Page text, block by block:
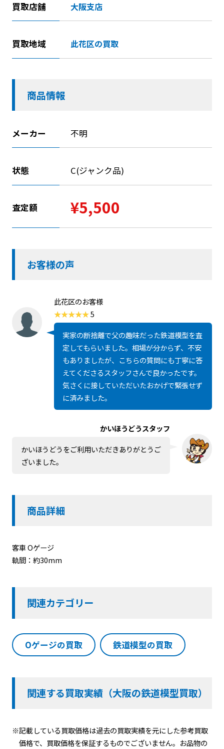
買取店舗 大阪支店
買取地域 此花区の買取
商品情報
メーカー 不明
状態 C(ジャンク品)
査定額 ¥5,500
お客様の声
此花区のお客様
5
実家の断捨離で父の趣味だった鉄道模型を査
定してもらいました。相場が分からず、不安
もありましたが、こちらの質問にも丁寧に答
えてくださるスタッフさんで良かったです。
気さくに接していただいたおかげで緊張せず
に済みました。
かいほうどうスタッフ
かいほうどうをご利用いただきありがとうご
ざいました。
商品詳細
客車 Oゲージ
軌間：約30mm
関連カテゴリー
Oゲージの買取 鉄道模型の買取
関連する買取実績（大阪の鉄道模型買取）
※記載している買取価格は過去の買取実績を元にした参考買取
価格で、買取価格を保証するものでございません。お品物の